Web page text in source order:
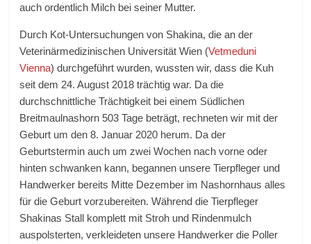
auch ordentlich Milch bei seiner Mutter.
Durch Kot-Untersuchungen von Shakina, die an der
Veterinärmedizinischen Universität Wien (Vetmeduni
Vienna) durchgeführt wurden, wussten wir, dass die Kuh
seit dem 24. August 2018 trächtig war. Da die
durchschnittliche Trächtigkeit bei einem Südlichen
Breitmaulnashorn 503 Tage beträgt, rechneten wir mit der
Geburt um den 8. Januar 2020 herum. Da der
Geburtstermin auch um zwei Wochen nach vorne oder
hinten schwanken kann, begannen unsere Tierpfleger und
Handwerker bereits Mitte Dezember im Nashornhaus alles
für die Geburt vorzubereiten. Während die Tierpfleger
Shakinas Stall komplett mit Stroh und Rindenmulch
auspolsterten, verkleideten unsere Handwerker die Poller